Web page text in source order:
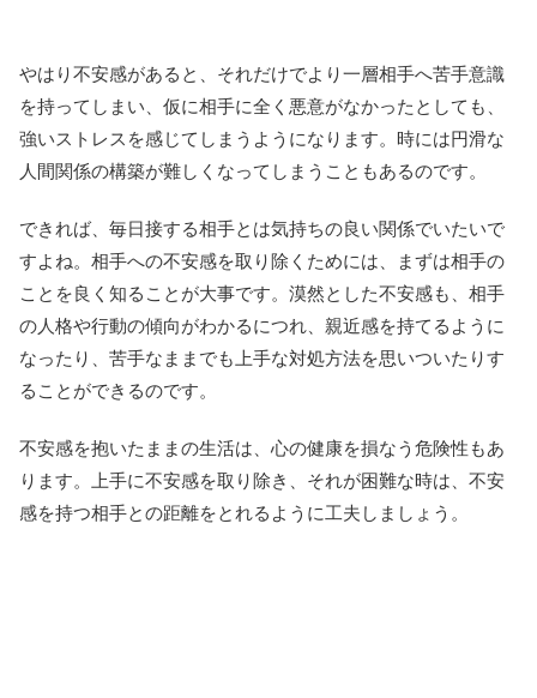
やはり不安感があると、それだけでより一層相手へ苦手意識
を持ってしまい、仮に相手に全く悪意がなかったとしても、
強いストレスを感じてしまうようになります。時には円滑な
人間関係の構築が難しくなってしまうこともあるのです。
できれば、毎日接する相手とは気持ちの良い関係でいたいで
すよね。相手への不安感を取り除くためには、まずは相手の
ことを良く知ることが大事です。漠然とした不安感も、相手
の人格や行動の傾向がわかるにつれ、親近感を持てるように
なったり、苦手なままでも上手な対処方法を思いついたりす
ることができるのです。
不安感を抱いたままの生活は、心の健康を損なう危険性もあ
ります。上手に不安感を取り除き、それが困難な時は、不安
感を持つ相手との距離をとれるように工夫しましょう。